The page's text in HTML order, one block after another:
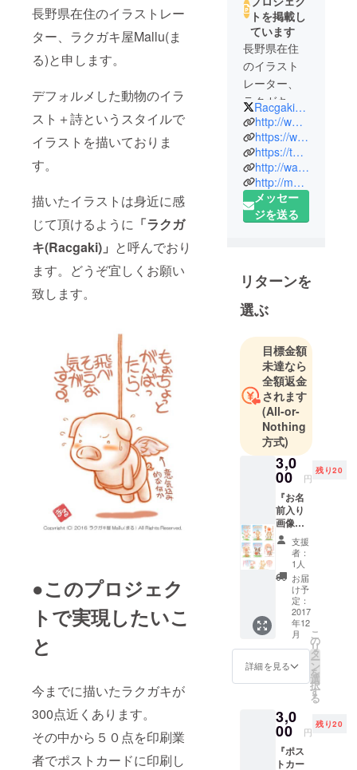
長野県在住のイラストレー
ター、ラクガキ屋Mallu(ま
る)と申します。
デフォルメした動物のイラ
スト＋詩というスタイルで
イラストを描いておりま
す。
描いたイラストは身近に感
じて頂けるように 「ラクガ
キ(Racgaki)」 と呼んでおり
ます。どうぞ宜しくお願い
致します。
●このプロジェク
トで実現したいこ
と
今までに描いたラクガキが
300点近くあります。
その中から５０点を印刷業
者でポストカードに印刷し
トを掲載し
ています
長野県在住
のイラスト
レーター、
ラクガキ屋
Mallu(まる)
です。
動物のイラ
スト＋詩と
いうスタイ
ルでイラス
トを描いて
Racgakiya_Mallu
http://www.racgakiya.com
https://www.facebook.com/racgakiya/
https://twitter.com/Racgakiya_Mallu
http://wadouraku.co.jp/SHOP/982291/t02/list1.html
http://mallu.cart.fc2.com/
メッセー
ジを送る
リターンを
選ぶ
目標金額
未達なら
全額返金
されます
(All-or-
Nothing
方式)
3,0
00 円
残り20
『お名
前入り
画像
データ
を８点
製作し
ま
す。』
・ラク
ガキ屋
のイラ
ストに
お好き
なお名
前をお
入れし
を８点
お作り
しま
す。 ・
お作り
支援
者：
1人
お届
け予
定：
2017
年12
月
詳細を見る
こ
の
リ
タ
ー
ン
を
選
択
す
る
3,0
00 円
残り20
『ポス
トカー